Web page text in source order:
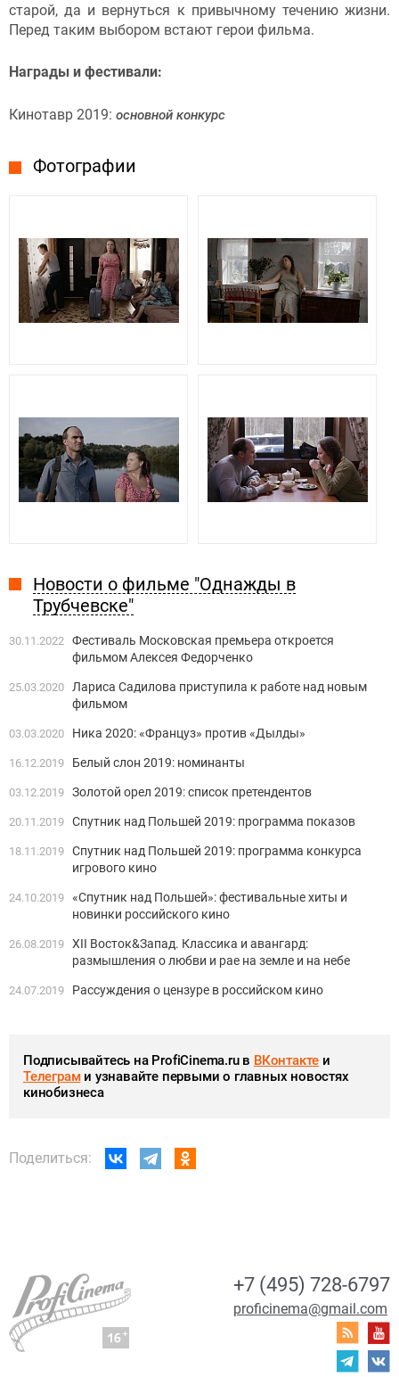
старой, да и вернуться к привычному течению жизни.
Перед таким выбором встают герои фильма.
Награды и фестивали:
Кинотавр 2019: основной конкурс
Фотографии
Новости о фильме "Однажды в
Трубчевске"
30.11.2022 Фестиваль Московская премьера откроется
фильмом Алексея Федорченко
25.03.2020 Лариса Садилова приступила к работе над новым
фильмом
03.03.2020 Ника 2020: «Француз» против «Дылды»
16.12.2019 Белый слон 2019: номинанты
03.12.2019 Золотой орел 2019: список претендентов
20.11.2019 Спутник над Польшей 2019: программа показов
18.11.2019 Спутник над Польшей 2019: программа конкурса
игрового кино
24.10.2019 «Спутник над Польшей»: фестивальные хиты и
новинки российского кино
26.08.2019 XII Восток&Запад. Классика и авангард:
размышления о любви и рае на земле и на небе
24.07.2019 Рассуждения о цензуре в российском кино
Подписывайтесь на ProfiCinema.ru в ВКонтакте и
Телеграми узнавайте первыми о главных новостях
кинобизнеса
Поделиться:
+7 (495) 728-6797
proficinema@gmail.com